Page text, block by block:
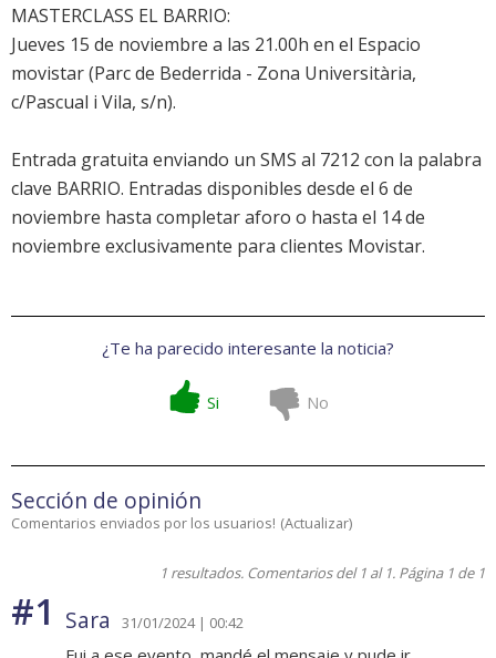
MASTERCLASS EL BARRIO:
Jueves 15 de noviembre a las 21.00h en el Espacio
movistar (Parc de Bederrida - Zona Universitària,
c/Pascual i Vila, s/n).
Entrada gratuita enviando un SMS al 7212 con la palabra
clave BARRIO. Entradas disponibles desde el 6 de
noviembre hasta completar aforo o hasta el 14 de
noviembre exclusivamente para clientes Movistar.
¿Te ha parecido interesante la noticia?
Si No
Sección de opinión
Comentarios enviados por los usuarios! (Actualizar)
1 resultados. Comentarios del 1 al 1. Página 1 de 1
#1 Sara 31/01/2024 | 00:42